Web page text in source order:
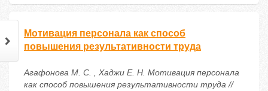
Мотивация персонала как способ
повышения результативности труда
Агафонова М. С. , Хаджи Е. Н. Мотивация персонала
как способ повышения результативности труда //